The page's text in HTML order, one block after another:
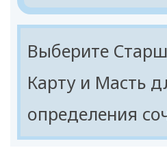
Шестерка
Семерка
Девятка
Десятка
Паж
Выберите
Карту и Масть
определения